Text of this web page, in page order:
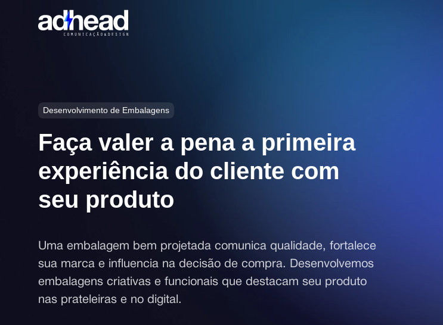
Desenvolvimento de Embalagens
Faça valer a pena a primeira
experiência do cliente com
seu produto
Uma embalagem bem projetada comunica qualidade, fortalece
sua marca e influencia na decisão de compra. Desenvolvemos
embalagens criativas e funcionais que destacam seu produto
nas prateleiras e no digital.